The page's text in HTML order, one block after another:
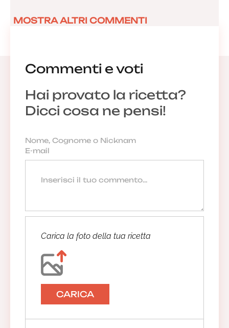
Commenti e voti
Hai provato la ricetta?
Dicci cosa ne pensi!
Carica la foto della tua ricetta
CARICA
MOSTRA ALTRI COMMENTI